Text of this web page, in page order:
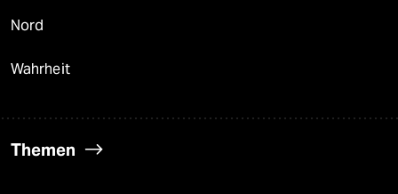
Nord
Wahrheit
Themen